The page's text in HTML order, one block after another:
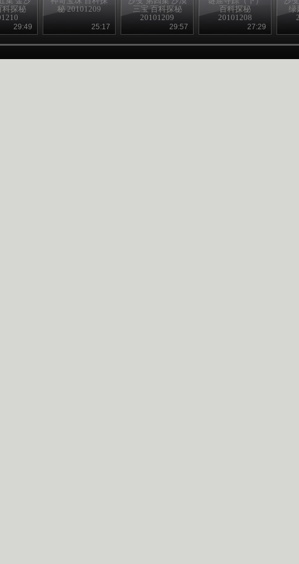
科探秘
29:49
秘 20101209
25:17
三宝 百科探秘
20101209
29:57
百科探秘
20101208
27:29
绿